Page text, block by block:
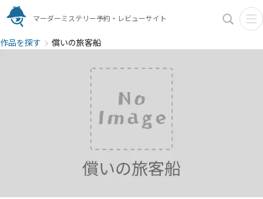
マーダーミステリー予約・レビューサイト
作品を探す 償いの旅客船